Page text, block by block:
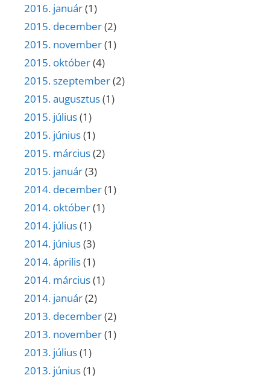
2016. január(1)
2015. december(2)
2015. november(1)
2015. október(4)
2015. szeptember(2)
2015. augusztus(1)
2015. július(1)
2015. június(1)
2015. március(2)
2015. január(3)
2014. december(1)
2014. október(1)
2014. július(1)
2014. június(3)
2014. április(1)
2014. március(1)
2014. január(2)
2013. december(2)
2013. november(1)
2013. július(1)
2013. június(1)